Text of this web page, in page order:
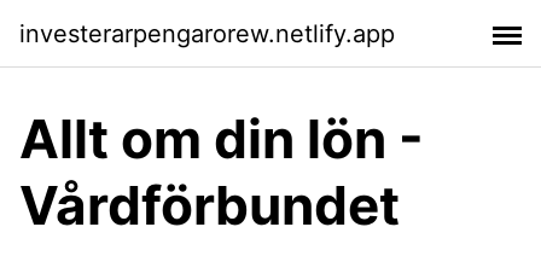
investerarpengarorew.netlify.app
Allt om din lön -
Vårdförbundet